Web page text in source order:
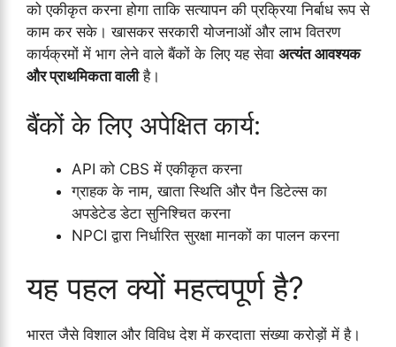
को एकीकृत करना होगा ताकि सत्यापन की प्रक्रिया निर्बाध रूप से
काम कर सके। खासकर सरकारी योजनाओं और लाभ वितरण
कार्यक्रमों में भाग लेने वाले बैंकों के लिए यह सेवा अत्यंत आवश्यक
और प्राथमिकता वालीहै।
बैंकों के लिए अपेक्षित कार्य:
API को CBS में एकीकृत करना
ग्राहक के नाम, खाता स्थिति और पैन डिटेल्स का
अपडेटेड डेटा सुनिश्चित करना
NPCI द्वारा निर्धारित सुरक्षा मानकों का पालन करना
यह पहल क्यों महत्वपूर्ण है?
भारत जैसे विशाल और विविध देश में करदाता संख्या करोड़ों में है।